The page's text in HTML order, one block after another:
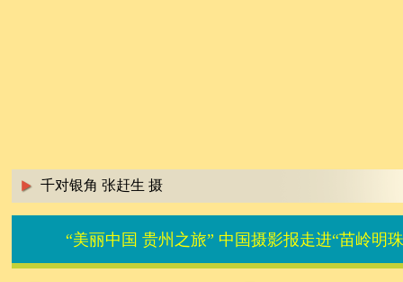
千对银角 张赶生 摄
“美丽中国 贵州之旅” 中国摄影报走进“苗岭明